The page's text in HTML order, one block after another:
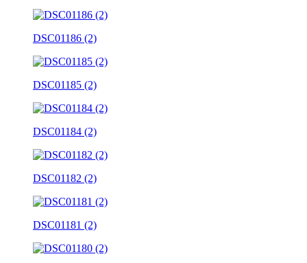
DSC01186 (2)
DSC01185 (2)
DSC01184 (2)
DSC01182 (2)
DSC01181 (2)